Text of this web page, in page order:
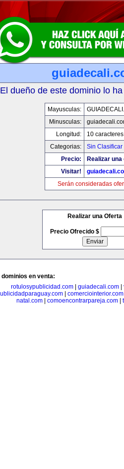
El dueño de este dominio lo
Mayusculas:
Minusculas:
Longitud:
10 caracteres
Categorias:
Sin Clasificar
Precio:
Realizar
Visitar!
Serán consideradas
Realizar una Oferta
Precio Ofrecido $
dominios en venta:
rotulosypublicidad.com
guiadecali.com
comerciointerior.com
natal.com| comoencontrarpareja.com|